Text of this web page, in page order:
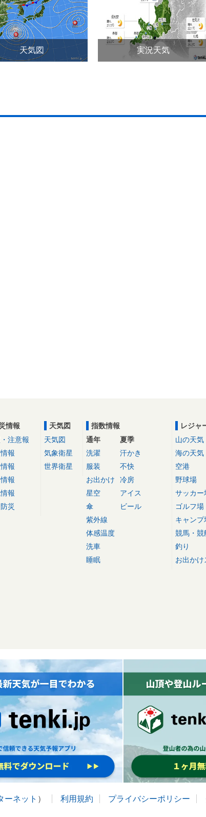
天気図 実況天気
情報
注意報
報
報
報
報
災
天気図
天気図
気象衛星
世界衛星
指数情報
通年
洗濯
服装
お出かけ
星空
傘
紫外線
体感温度
洗車
睡眠
夏季
汗かき
不快
冷房
アイス
ビール
レジャ
山の天気
海の天気
空港
野球場
サッカー
ゴルフ場
キャンプ
競馬・競
釣り
お出か
ーネット ） 利用規約 プライバシーポリシー